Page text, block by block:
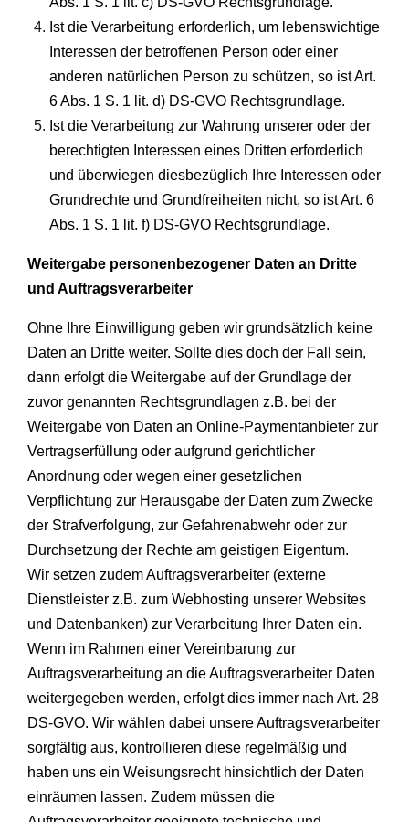
Ist die Verarbeitung erforderlich, um lebenswichtige
Interessen der betroffenen Person oder einer
anderen natürlichen Person zu schützen, so ist Art.
6 Abs. 1 S. 1 lit. d) DS-GVO Rechtsgrundlage.
Ist die Verarbeitung zur Wahrung unserer oder der
berechtigten Interessen eines Dritten erforderlich
und überwiegen diesbezüglich Ihre Interessen oder
Grundrechte und Grundfreiheiten nicht, so ist Art. 6
Abs. 1 S. 1 lit. f) DS-GVO Rechtsgrundlage.
Weitergabe personenbezogener Daten an Dritte
und Auftragsverarbeiter
Ohne Ihre Einwilligung geben wir grundsätzlich keine
Daten an Dritte weiter. Sollte dies doch der Fall sein,
dann erfolgt die Weitergabe auf der Grundlage der
zuvor genannten Rechtsgrundlagen z.B. bei der
Weitergabe von Daten an Online-Paymentanbieter zur
Vertragserfüllung oder aufgrund gerichtlicher
Anordnung oder wegen einer gesetzlichen
Verpflichtung zur Herausgabe der Daten zum Zwecke
der Strafverfolgung, zur Gefahrenabwehr oder zur
Durchsetzung der Rechte am geistigen Eigentum.
Wir setzen zudem Auftragsverarbeiter (externe
Dienstleister z.B. zum Webhosting unserer Websites
und Datenbanken) zur Verarbeitung Ihrer Daten ein.
Wenn im Rahmen einer Vereinbarung zur
Auftragsverarbeitung an die Auftragsverarbeiter Daten
weitergegeben werden, erfolgt dies immer nach Art. 28
DS-GVO. Wir wählen dabei unsere Auftragsverarbeiter
sorgfältig aus, kontrollieren diese regelmäßig und
haben uns ein Weisungsrecht hinsichtlich der Daten
einräumen lassen. Zudem müssen die